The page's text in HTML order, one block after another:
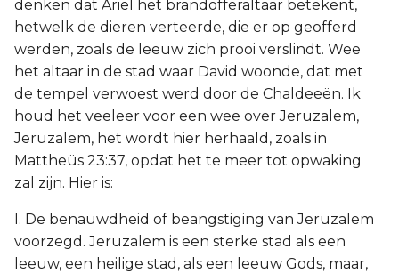
denken dat Ariël het brandofferaltaar betekent,
hetwelk de dieren verteerde, die er op geofferd
werden, zoals de leeuw zich prooi verslindt. Wee
het altaar in de stad waar David woonde, dat met
de tempel verwoest werd door de Chaldeeën. Ik
houd het veeleer voor een wee over Jeruzalem,
Jeruzalem, het wordt hier herhaald, zoals in
Mattheüs 23:37, opdat het te meer tot opwaking
zal zijn. Hier is:
I. De benauwdheid of beangstiging van Jeruzalem
voorzegd. Jeruzalem is een sterke stad als een
leeuw, een heilige stad, als een leeuw Gods, maar,